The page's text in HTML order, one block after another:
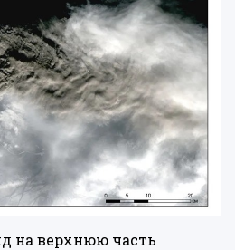
на верхнюю часть